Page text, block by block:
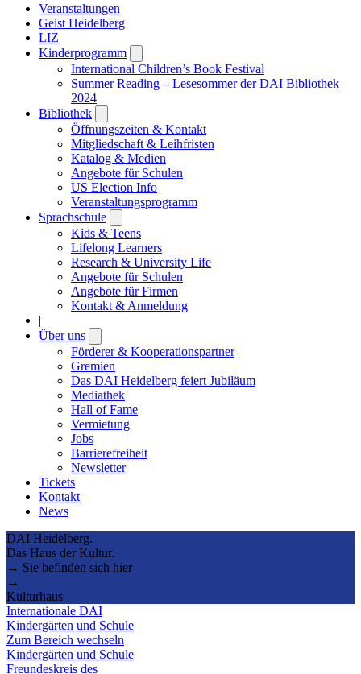
Veranstaltungen
Geist Heidelberg
LIZ
Kinderprogramm
submenu
International Children’s Book Festival
Summer Reading – Lesesommer der DAI Bibliothek
2024
Bibliothek
submenu
Öffnungszeiten & Kontakt
Mitgliedschaft & Leihfristen
Katalog & Medien
Angebote für Schulen
US Election Info
Veranstaltungsprogramm
Sprachschule
submenu
Kids & Teens
Lifelong Learners
Research & University Life
Angebote für Schulen
Angebote für Firmen
Kontakt & Anmeldung
|
Über uns
submenu
Förderer & Kooperationspartner
Gremien
Das DAI Heidelberg feiert Jubiläum
Mediathek
Hall of Fame
Vermietung
Jobs
Barrierefreiheit
Newsletter
Tickets
Kontakt
News
DAI Heidelberg.
Das Haus der Kultur.
→ Sie befinden sich hier
→
Kulturhaus
Internationale DAI
Kindergärten und Schule
Zum Bereich wechseln
Kindergärten und Schule
Freundeskreis des